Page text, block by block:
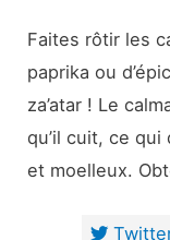
Faites rôtir les
paprika ou
za’atar ! Le
qu’il cuit, ce
et moelleux.